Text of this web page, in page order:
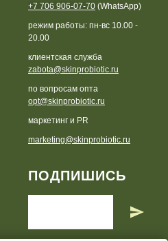
+7 706 906-07-70 (WhatsApp)
режим работы: пн-вс 10.00 -
20.00
клиентская служба
zabota@skinprobiotic.ru
по вопросам опта
opt@skinprobiotic.ru
маркетинг и PR
marketing@skinprobiotic.ru
ПОДПИШИСЬ